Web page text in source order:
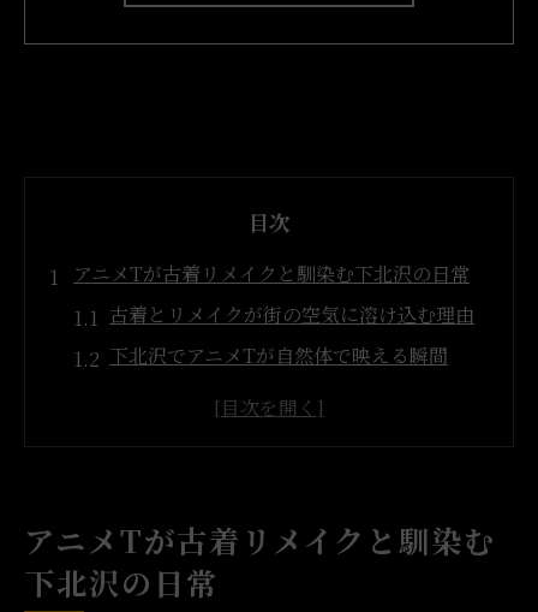
目次
アニメTが古着リメイクと馴染む下北沢の日常
古着とリメイクが街の空気に溶け込む理由
下北沢でアニメTが自然体で映える瞬間
古着リメイクの多様性が生む日常の魅力
古着リメイクが叶える自由なコーデの作り
方
アニメTが古着リメイクと馴染む
下北沢の日常